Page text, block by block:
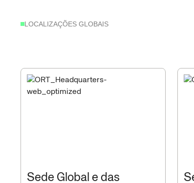
LOCALIZAÇÕES GLOBAIS
robótica—sua
Sede Global e das